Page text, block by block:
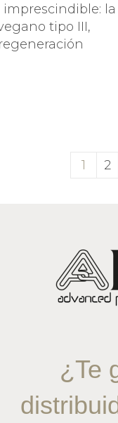
imprescindible: la
tipo III,
1 2
¿Te